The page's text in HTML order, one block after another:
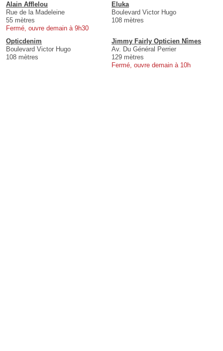
Alain Afflelou
Rue de la Madeleine
55 mètres
Fermé, ouvre demain à 9h30
Eluka
Boulevard Victor Hugo
108 mètres
Opticdenim
Boulevard Victor Hugo
108 mètres
Jimmy Fairly Opticien Nîmes
Av. Du Général Perrier
129 mètres
Fermé, ouvre demain à 10h